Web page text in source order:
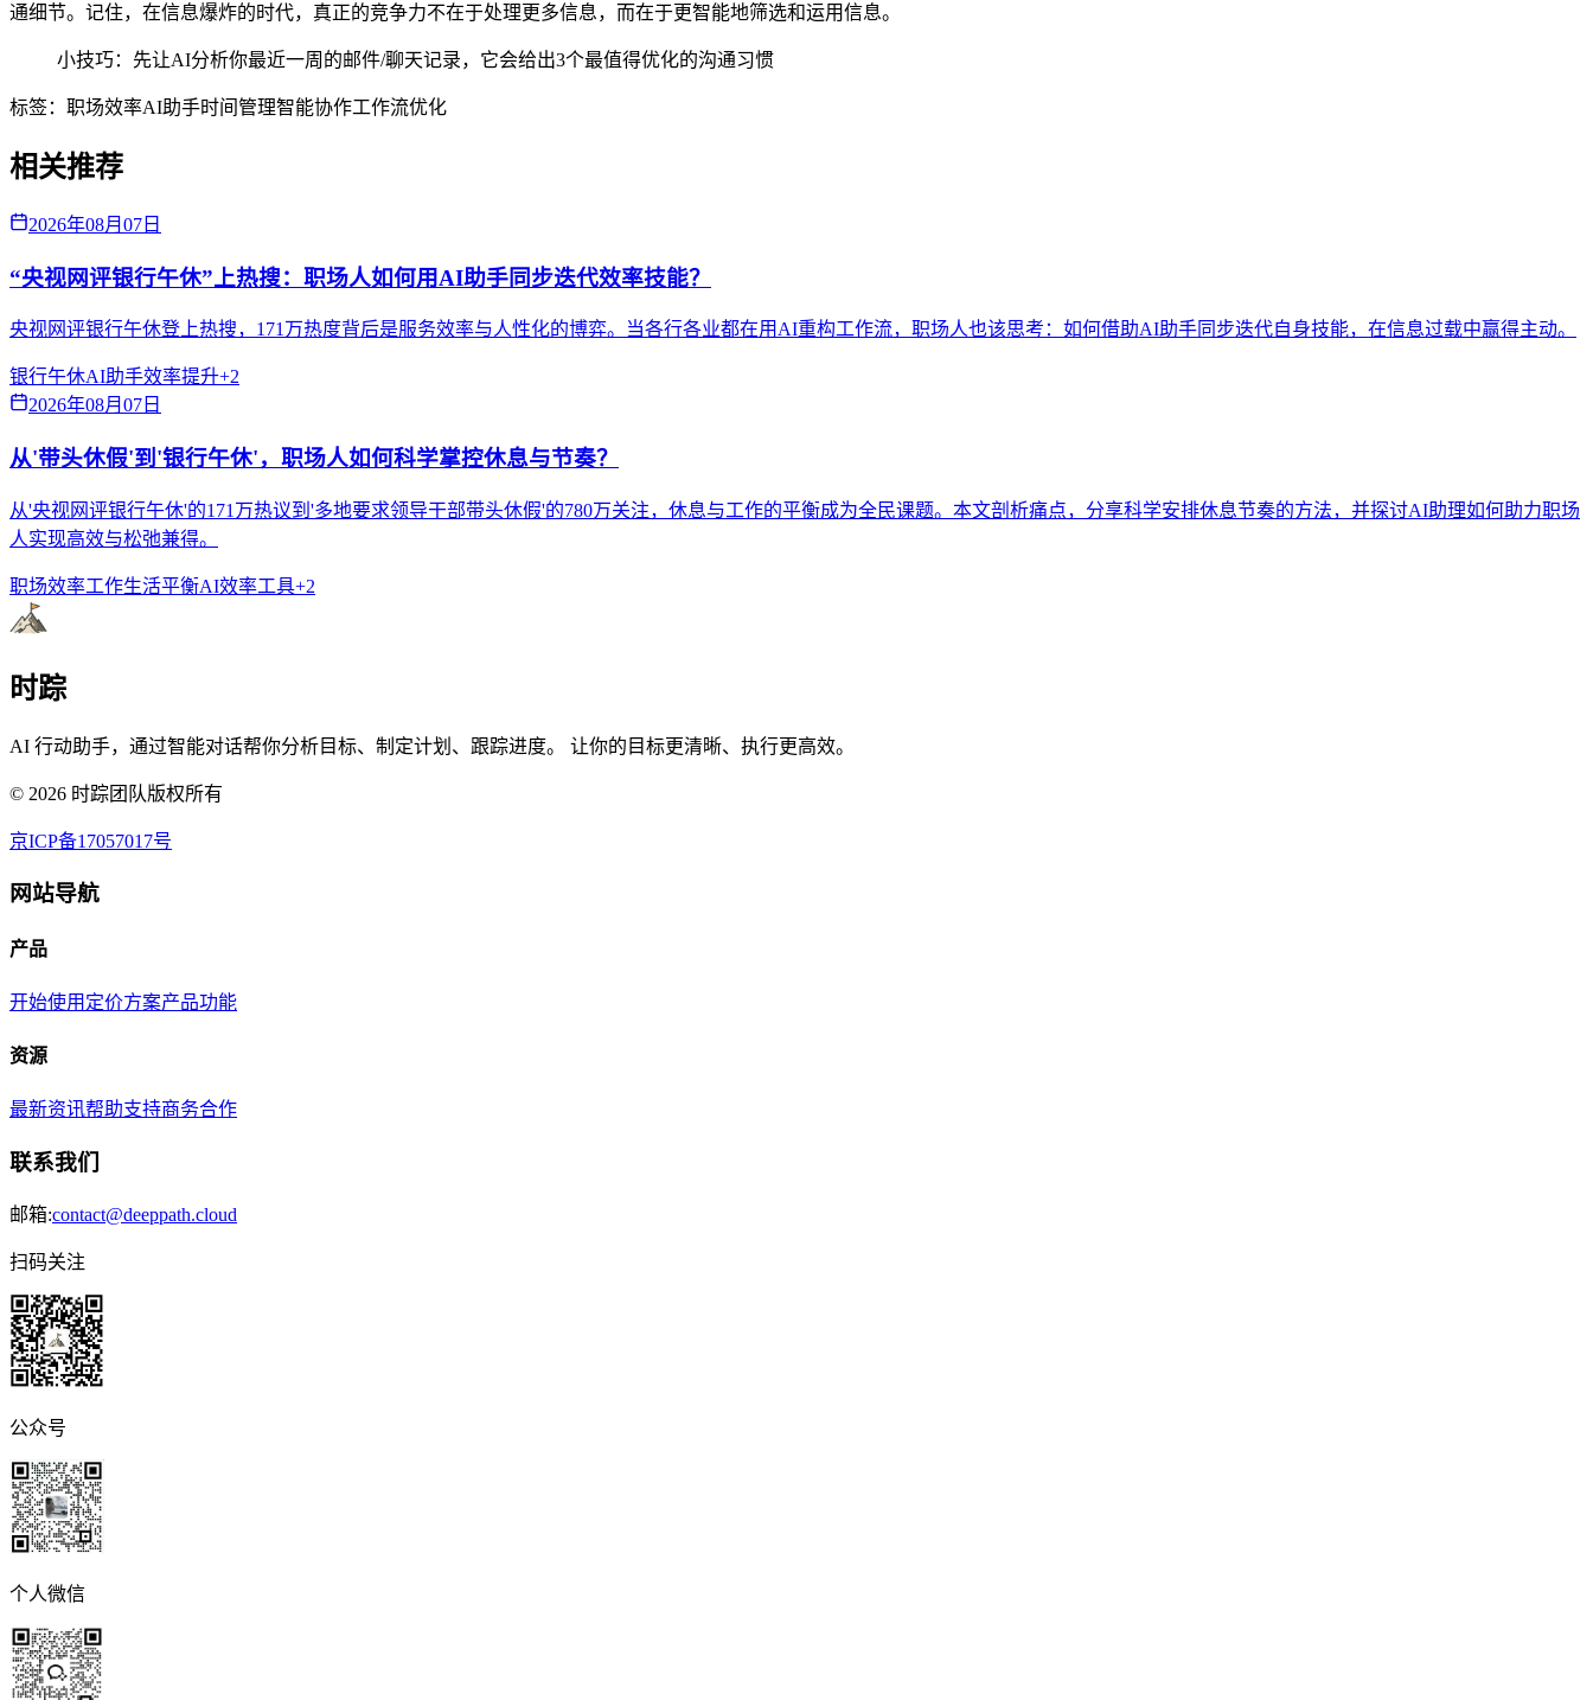
通细节。记住，在信息爆炸的时代，真正的竞争力不在于处理更多信息，而在于更智能地筛选和运用信息。
小技巧：先让AI分析你最近一周的邮件/聊天记录，它会给出3个最值得优化的沟通习惯
标签： 职场效率AI助手时间管理智能协作工作流优化
相关推荐
2026年08月07日
“央视网评银行午休”上热搜：职场人如何用AI助手同步迭代效率技能？
央视网评银行午休登上热搜，171万热度背后是服务效率与人性化的博弈。当各行各业都在用AI重构工作流，职场人也该思考：如何借助AI助手同步迭代自身技能，在信息过载中赢得主动。
银行午休AI助手效率提升+2
2026年08月07日
从'带头休假'到'银行午休'，职场人如何科学掌控休息与节奏？
从'央视网评银行午休'的171万热议到'多地要求领导干部带头休假'的780万关注，休息与工作的平衡成为全民课题。本文剖析痛点，分享科学安排休息节奏的方法，并探讨AI助理如何助力职场
人实现高效与松弛兼得。
职场效率工作生活平衡AI效率工具+2
时踪
AI 行动助手，通过智能对话帮你分析目标、制定计划、跟踪进度。 让你的目标更清晰、执行更高效。
© 2026 时踪团队版权所有
京ICP备17057017号
网站导航
产品
开始使用 定价方案产品功能
资源
最新资讯帮助支持商务合作
联系我们
邮箱:contact@deeppath.cloud
扫码关注
公众号
个人微信